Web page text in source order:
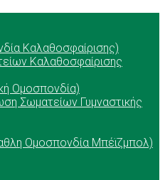
Καλαθοσφαίρισης)
Καλαθοσφαίρισης
Ομοσπονδία)
Σωματείων Γυμναστικής
Ομοσπονδία Μπέϊζμπολ)